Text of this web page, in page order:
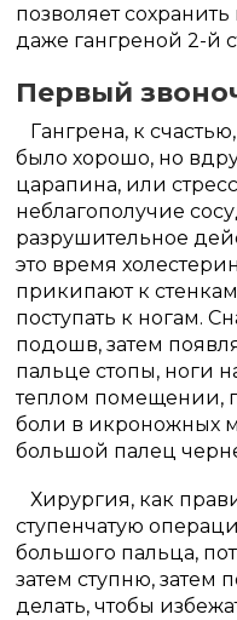
позволяет
даже гангреной 2-й
Первый
Гангрена, к
было хорошо, но
царапина, или
неблагополучие
разрушительное
это время
прикипают к
поступать к ногам.
подошв, затем
пальце стопы, ноги
теплом помещении,
боли в икроножных
большой палец
Хирургия, как
ступенчатую
большого пальца,
затем ступню, затем
делать, чтобы